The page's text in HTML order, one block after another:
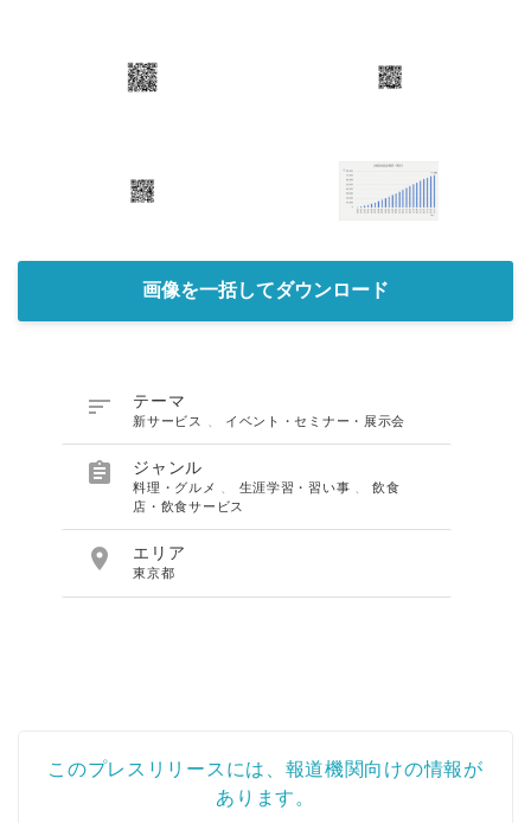
画像を一括してダウンロード
 テーマ
新サービス イベント・セミナー・展示会
 ジャンル
料理・グルメ 生涯学習・習い事 、飲食
店・飲食サービス
 エリア
東京都
このプレスリリースには、報道機関向けの情報が
あります。